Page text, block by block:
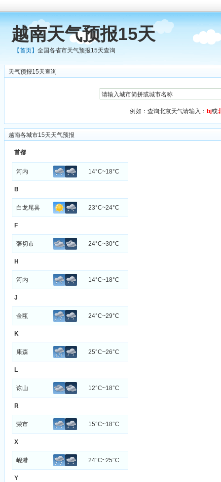
越南天气预报15天
【首页】全国各省市天气预报15天查询
天气预报15天查询
例如：查询北京天气请输入： bj或
越南各城市15天天气预报
首都
河内 14°C~18°C
B
白龙尾县 23°C~24°C
F
藩切市 24°C~30°C
H
河内 14°C~18°C
J
金瓯 24°C~29°C
K
康森 25°C~26°C
L
谅山 12°C~18°C
R
荣市 15°C~18°C
X
岘港 24°C~25°C
Y